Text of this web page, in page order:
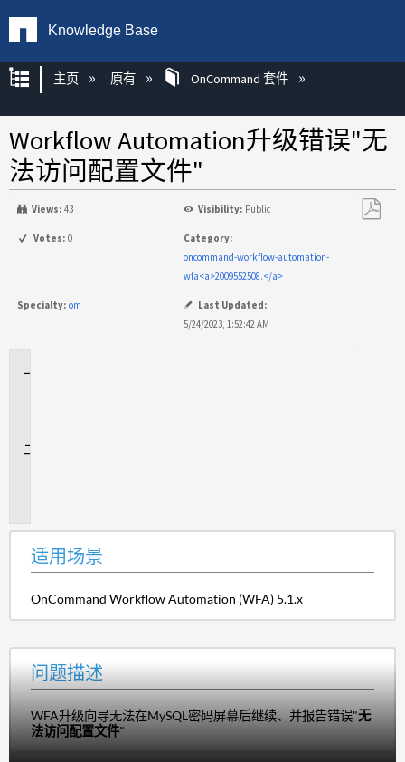
Knowledge Base
扩展/隐缩全局层次
主页 原有 OnCommand 套件
Workflow Automation升级错误"无
法访问配置文件"
Views: 43 Visibility: Public
Votes: 0
Category:
oncommand-workflow-automation-
wfa<a>2009552508.</a>
Specialty: om
Last Updated:
5/24/2023, 1:52:42 AM
适用场景
OnCommand Workflow Automation (WFA) 5.1.x
问题描述
WFA升级向导无法在MySQL密码屏幕后继续、并报告错误"无
法访问配置文件"